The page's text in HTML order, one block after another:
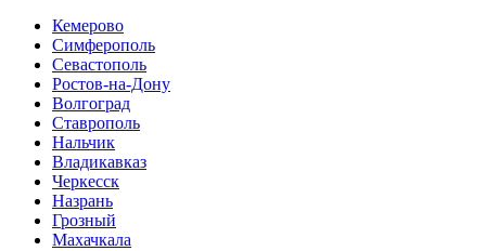
Кемерово
Симферополь
Севастополь
Ростов-на-Дону
Волгоград
Ставрополь
Нальчик
Владикавказ
Черкесск
Назрань
Грозный
Махачкала